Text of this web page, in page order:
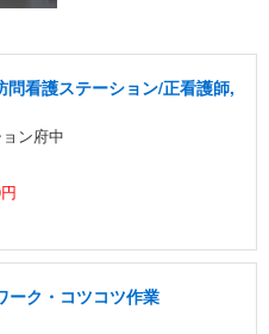
問看護ステーション/正看護師,
ン府中
ーク・コツコツ作業